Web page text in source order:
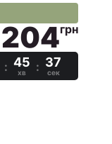
204грн
45
хв
36
сек